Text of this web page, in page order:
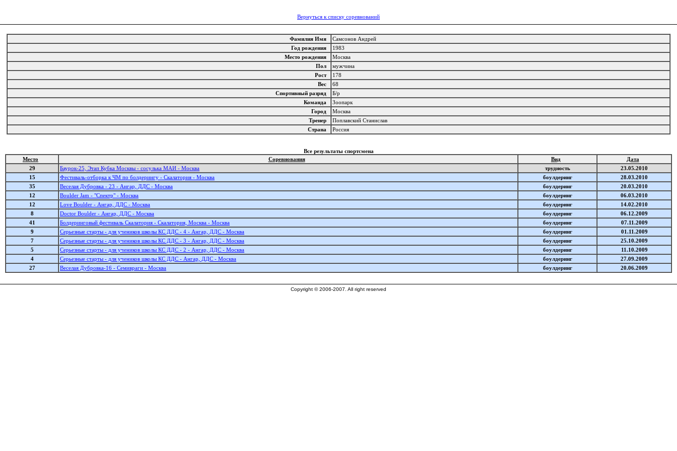
Вернуться к списку соревнований
Фамилия Имя
Самсонов Андрей
Год рождения
1983
Место рождения
Москва
Пол
мужчина
Рост
178
Вес
68
Спортивный разряд
Б/р
Команда
Зоопарк
Город
Москва
Тренер
Поплавский Станислав
Страна
Россия
Все результаты спортсмена
Место
Соревнования Вид
Дата
29
Баурок-25, Этап Кубка Москвы - сосулька МАИ - Москва трудность
23.05.2010
15
Фестиваль-отборка к ЧМ по болдерингу - Скалатория - Москва боулдеринг
28.03.2010
35
Веселая Дубровка - 23 - Ангар, ДДС - Москва боулдеринг
20.03.2010
12
Boulder Jam - "Спектр" - Москва боулдеринг
06.03.2010
12
Love Boulder - Ангар, ДДС - Москва боулдеринг
14.02.2010
8
Doctor Boulder - Ангар, ДДС - Москва боулдеринг
06.12.2009
41
Болдеринговый фестиваль Скалатория - Скалатория, Москва - Москва боулдеринг
07.11.2009
9
Серьезные старты - для учеников школы КС ДДС - 4 - Ангар, ДДС - Москва боулдеринг
01.11.2009
7
Серьезные старты - для учеников школы КС ДДС - 3 - Ангар, ДДС - Москва боулдеринг
25.10.2009
5
Серьезные старты - для учеников школы КС ДДС - 2 - Ангар, ДДС - Москва боулдеринг
11.10.2009
4
Серьезные старты - для учеников школы КС ДДС - Ангар, ДДС - Москва боулдеринг
27.09.2009
27
Веселая Дубровка-16 - Семивраги - Москва боулдеринг 20.06.2009
Copyright © 2006-2007. All right reserved